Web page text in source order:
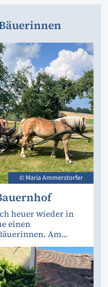
© Maria Ammerstorfer
heuer wieder in
einen
Am...